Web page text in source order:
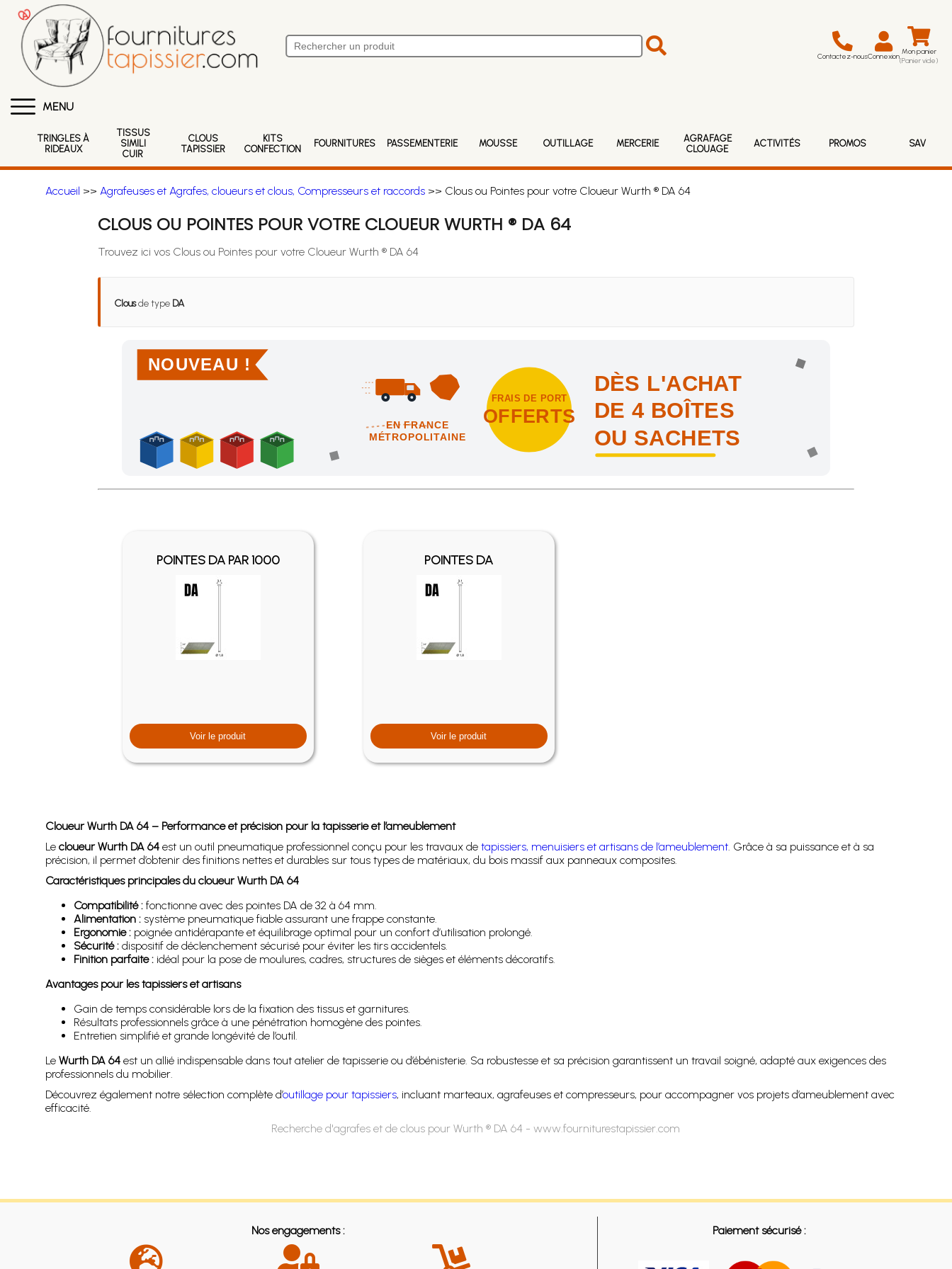
Contactez-nousConnexion Mon panier
(Panier vide)
MENU
TRINGLES À
RIDEAUX
TISSUS
SIMILI
CUIR
CLOUS
TAPISSIER
KITS
CONFECTION
FOURNITURES PASSEMENTERIE MOUSSE OUTILLAGE MERCERIE
AGRAFAGE
CLOUAGE
ACTIVITÉS PROMOS SAV
Accueil >> Agrafeuses et Agrafes, cloueurs et clous, Compresseurs et raccords>> Clous ou Pointes pour votre Cloueur Wurth ® DA 64
CLOUS OU POINTES POUR VOTRE CLOUEUR WURTH ® DA 64
Trouvez ici vos Clous ou Pointes pour votre Cloueur Wurth ® DA 64
Clousde type DA
NOUVEAU !
EN FRANCE
MÉTROPOLITAINE
FRAIS DE PORT
OFFERTS
DÈS L'ACHAT
DE 4 BOÎTES
OU SACHETS
Achetez 4 sachets ou boîtes d'agrafes ou de pointes et nous vous offrons les frais de port en France métropolitaine !
POINTES DA PAR 1000
Voir le produit
POINTES DA
Voir le produit
Cloueur Wurth DA 64 – Performance et précision pour la tapisserie et l’ameublement
Le cloueur Wurth DA 64est un outil pneumatique professionnel conçu pour les travaux de tapissiers, menuisiers et artisans de l’ameublement. Grâce à sa puissance et à sa
précision, il permet d’obtenir des finitions nettes et durables sur tous types de matériaux, du bois massif aux panneaux composites.
Caractéristiques principales du cloueur Wurth DA 64
Compatibilité :fonctionne avec des pointes DA de 32 à 64 mm.
Alimentation :système pneumatique fiable assurant une frappe constante.
Ergonomie :poignée antidérapante et équilibrage optimal pour un confort d’utilisation prolongé.
Sécurité :dispositif de déclenchement sécurisé pour éviter les tirs accidentels.
Finition parfaite :idéal pour la pose de moulures, cadres, structures de sièges et éléments décoratifs.
Avantages pour les tapissiers et artisans
Gain de temps considérable lors de la fixation des tissus et garnitures.
Résultats professionnels grâce à une pénétration homogène des pointes.
Entretien simplifié et grande longévité de l’outil.
Le Wurth DA 64est un allié indispensable dans tout atelier de tapisserie ou d’ébénisterie. Sa robustesse et sa précision garantissent un travail soigné, adapté aux exigences des
professionnels du mobilier.
Découvrez également notre sélection complète d’outillage pour tapissiers, incluant marteaux, agrafeuses et compresseurs, pour accompagner vos projets d’ameublement avec
efficacité.
Recherche d'agrafes et de clous pour Wurth ® DA 64 - www.fourniturestapissier.com
Nos engagements : Paiement sécurisé :